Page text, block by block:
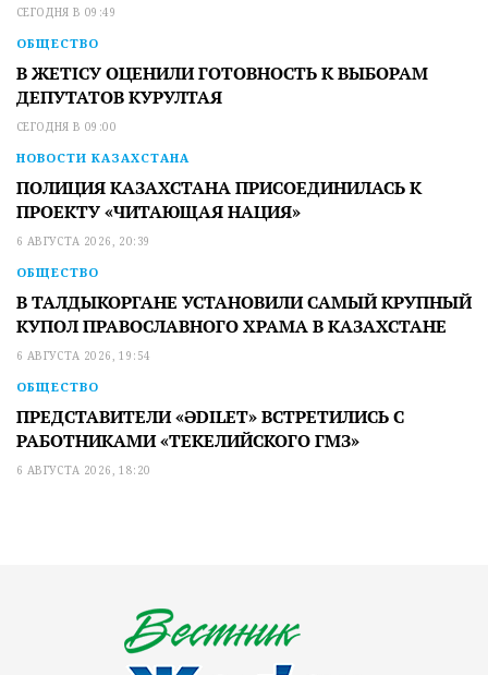
СЕГОДНЯ В 09:49
ОБЩЕСТВО
В ЖЕТІСУ ОЦЕНИЛИ ГОТОВНОСТЬ К ВЫБОРАМ
ДЕПУТАТОВ КУРУЛТАЯ
СЕГОДНЯ В 09:00
НОВОСТИ КАЗАХСТАНА
ПОЛИЦИЯ КАЗАХСТАНА ПРИСОЕДИНИЛАСЬ К
ПРОЕКТУ «ЧИТАЮЩАЯ НАЦИЯ»
6 АВГУСТА 2026, 20:39
ОБЩЕСТВО
В ТАЛДЫКОРГАНЕ УСТАНОВИЛИ САМЫЙ КРУПНЫЙ
КУПОЛ ПРАВОСЛАВНОГО ХРАМА В КАЗАХСТАНЕ
6 АВГУСТА 2026, 19:54
ОБЩЕСТВО
ПРЕДСТАВИТЕЛИ «ӘDILET» ВСТРЕТИЛИСЬ С
РАБОТНИКАМИ «ТЕКЕЛИЙСКОГО ГМЗ»
6 АВГУСТА 2026, 18:20